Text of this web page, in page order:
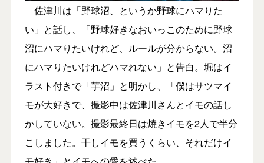
佐津川は「野球沼、というか野球にハマりた
い」と話し、「野球好きなおいっこのために野球
沼にハマりたいけれど、ルールが分からない。沼
にハマりたいけれどハマれない」と告白。堀はイ
ラスト付きで「芋沼」と明かし、「僕はサツマイ
モが大好きで、撮影中は佐津川さんとイモの話し
かしていない。撮影最終日は焼きイモを2人で半分
こしました。干しイモを買うくらい、それだけイ